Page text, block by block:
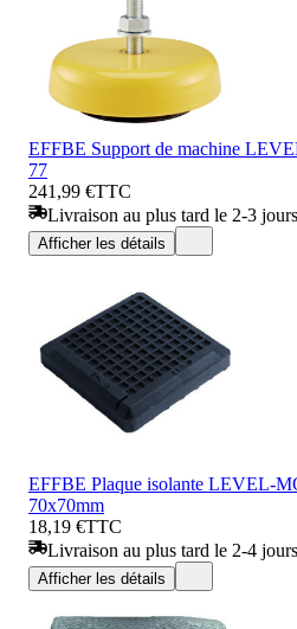
EFFBE Support de machine
77
241,99 €TTC
Livraison au plus tard le 2-3
Afficher les détails
EFFBE Plaque isolante LEVEL-
70x70mm
18,19 €TTC
Livraison au plus tard le 2-4
Afficher les détails